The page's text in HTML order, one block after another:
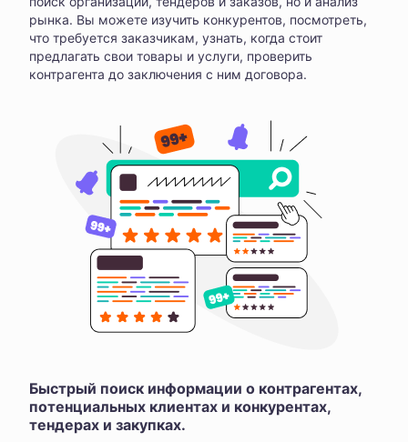
рынка. Вы можете изучить конкурентов, посмотреть,
что требуется заказчикам, узнать, когда стоит
предлагать свои товары и услуги, проверить
контрагента до заключения с ним договора.
Быстрый поиск информации о контрагентах,
потенциальных клиентах и конкурентах,
тендерах и закупках.